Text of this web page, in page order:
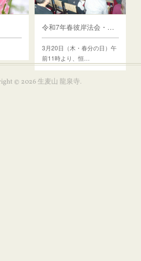
令和7年春彼岸法会・フルートミニコンサート開催
3月20日（木・春分の日）午
前11時より、恒…
© 2026生麦山 龍泉寺.